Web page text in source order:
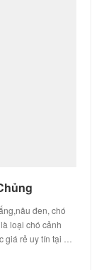
đen, chó
loại chó cảnh
giá rẻ uy tín tại …